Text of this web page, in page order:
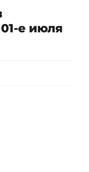
е июля